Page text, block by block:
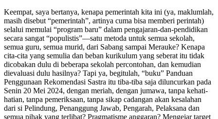
Keempat, saya bertanya, kenapa pemerintah kita ini (ya, maklumlah,
masih disebut “pemerintah”, artinya cuma bisa memberi perintah)
selalui memulai “program baru” dalam pengajaran-dan-pendidikan
secara sangat “populistis”—satu metoda untuk semua sekolah,
semua guru, semua murid, dari Sabang sampai Merauke? Kenapa
cita-cita yang semulia dan beban kurikulum yang seberat itu tidak
dicobakan dulu di beberapa sekolah percontohan, dan kemudian
dievaluasi dulu hasilnya? Tapi ya, begitulah, “buku” Panduan
Penggunaan Rekomendasi Sastra itu tiba-tiba saja diluncurkan pada
Senin 20 Mei 2024, dengan meriah, dengan jumawa, tanpa kehati-
hatian, tanpa pemeriksaan, tanpa sikap cadangan akan kesalahan
dari si Pelindung, Penanggung Jawab, Pengarah, Pelaksana dan
semua pihak yang terlibat? Pragmatisme anggaran? Mengejar target